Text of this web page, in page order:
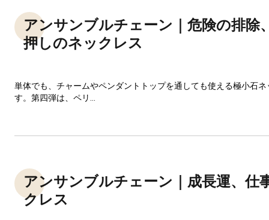
アンサンブルチェーン｜危険の排除
押しのネックレス
単体でも、チャームやペンダントトップを通しても使える極小石
す。第四弾は、ペリ...
アンサンブルチェーン｜成長運、仕
クレス